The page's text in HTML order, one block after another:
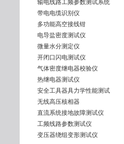
输电线路工频参数测试系统
带电电缆识别仪
多功能高空接线钳
电导盐密度测试仪
微量水分测定仪
开闭口闪电测试仪
气体密度继电器校验仪
热继电器测试仪
安全工具器具力学性能测试
无线高压核相器
直流系统接地故障测试仪
工频线路参数测试仪
变压器绕组变形测试仪